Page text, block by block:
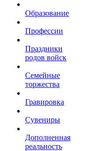
Образование
Профессии
Праздники
родов войск
Семейные
торжества
Гравировка
Сувениры
Дополненная
реальность